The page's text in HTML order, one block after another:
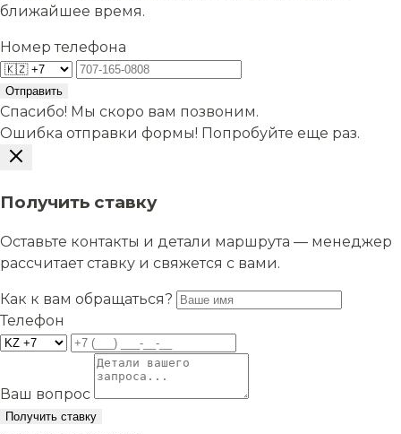
ближайшее время.
Номер телефона
Отправить
Спасибо! Мы скоро вам позвоним.
Ошибка отправки формы! Попробуйте еще раз.
Получить ставку
Оставьте контакты и детали маршрута — менеджер
рассчитает ставку и свяжется с вами.
Как к вам обращаться?
Телефон
Ваш вопрос
Получить ставку